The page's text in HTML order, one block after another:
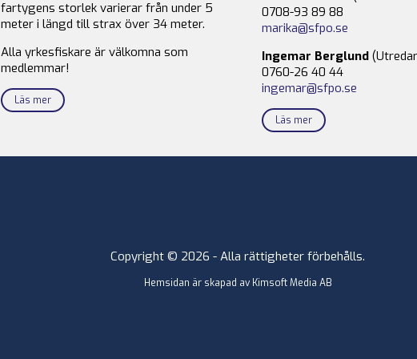
fartygens storlek varierar från under 5
meter i längd till strax över 34 meter.
Alla yrkesfiskare är välkomna som
medlemmar!
Läs mer
0708-93 89 88
marika@sfpo.se
Ingemar Berglund
0760-26 40 44
ingemar@sfpo.se
Läs mer
Copyright © 2026 - Alla rättigheter förbehålls.
Hemsidan är skapad av Kimsoft Media AB